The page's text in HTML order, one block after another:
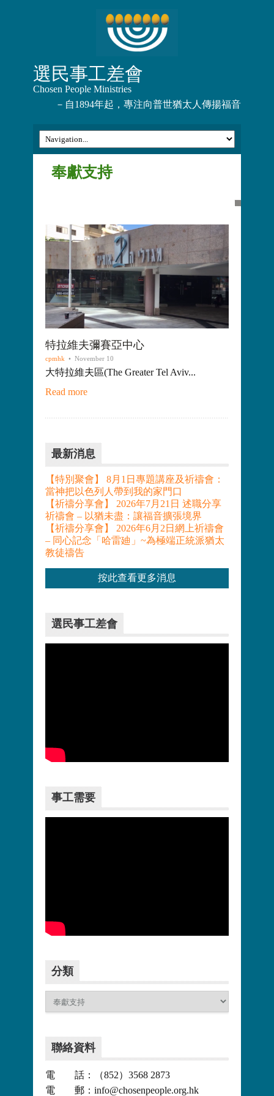
選民事工差會
Chosen People Ministries
－自1894年起，專注向普世猶太人傳揚福音
奉獻支持
特拉維夫彌賽亞中心
cpmhk • November 10
大特拉維夫區(The Greater Tel Aviv...
Read more
最新消息
【特別聚會】 8月1日專題講座及祈禱會：
當神把以色列人帶到我的家門口
【祈禱分享會】 2026年7月21日 述職分享
祈禱會 – 以猶未盡：讓福音擴張境界
【祈禱分享會】 2026年6月2日網上祈禱會
– 同心記念「哈雷廸」~為極端正統派猶太
教徒禱告
按此查看更多消息
選民事工差會
事工需要
分類
聯絡資料
電 話：（852）3568 2873
電 郵：info@chosenpeople.org.hk